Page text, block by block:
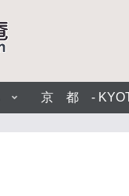
京 都 -